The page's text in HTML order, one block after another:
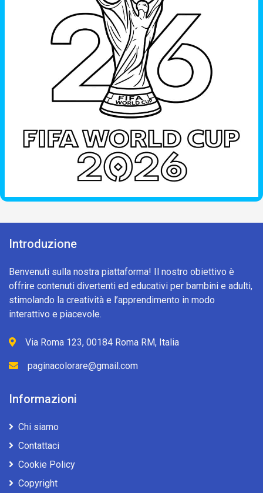
Introduzione
Benvenuti sulla nostra piattaforma! Il nostro obiettivo è
offrire contenuti divertenti ed educativi per bambini e adulti,
stimolando la creatività e l’apprendimento in modo
interattivo e piacevole.
Via Roma 123, 00184 Roma RM, Italia
paginacolorare@gmail.com
Informazioni
Chi siamo
Contattaci
Cookie Policy
Copyright